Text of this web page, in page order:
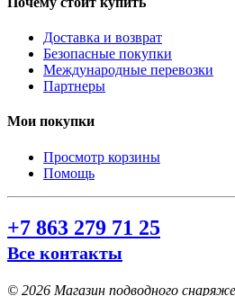
Доставка и возврат
Безопасные покупки
Международные перевозки
Партнеры
Мои покупки
Просмотр корзины
Помощь
+7 863 279 71 25
Все контакты
© 2026 Магазин подводного